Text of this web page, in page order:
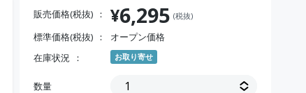
販売価格(税抜) ¥6,295 (税抜)
標準価格(税抜)
オープン価格
在庫状況
お取り寄せ
数量